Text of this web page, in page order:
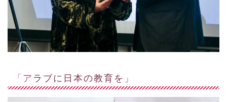
「アラブに日本の教育を」